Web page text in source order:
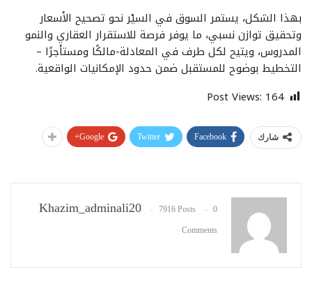
بهذا الشكل، يستمر السوق في السيْر نحو تصحيح الأسعار
وتحقيق توازن نسبي، ما يوفر فرصة للاستقرار العقاري والنمو
المدروس، ويتيح لكل طرف في المعادلة-مالكًا ومستأجرًا –
التخطيط بوضوح للمستقبل ضمن حدود الإمكانيات الواقعية.
Post Views: 164
شارك Facebook
Twitter
Google+
Khazim_adminali20 7916 Posts 0
Comments